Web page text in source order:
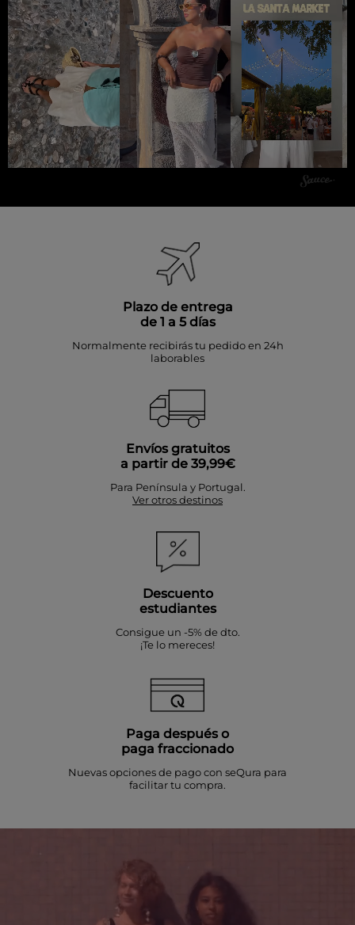
Plazo de entrega
de 1 a 5 días
Normalmente recibirás tu pedido en 24h
laborables
Envíos gratuitos
a partir de 39,99€
Para Península y Portugal.
Ver otros destinos
Descuento
estudiantes
Consigue un -5% de dto.
¡Te lo mereces!
Paga después o
paga fraccionado
Nuevas opciones de pago con seQura para
facilitar tu compra.